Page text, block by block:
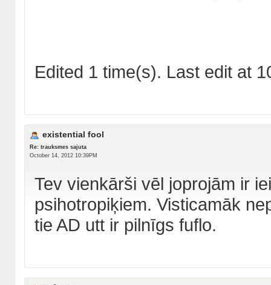
Edited 1 time(s). Last edit at
existential fool
Re: trauksmes sajuta
October 14, 2012 10:39PM
Tev vienkārši vēl joprojām ir
psihotropiķiem. Visticamāk
tie AD utt ir pilnīgs fuflo.